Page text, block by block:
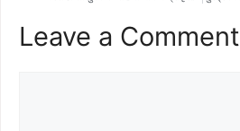
Leave a Comment